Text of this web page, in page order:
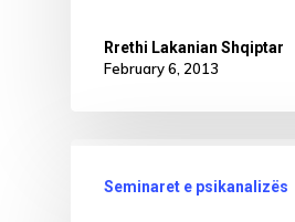
Rrethi Lakanian Shqiptar
February 6, 2013
Seminaret e psikanalizës